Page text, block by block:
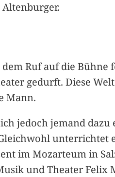
Ruf auf die Bühne
gedurft. Diese
Mann.
jedoch jemand
unterrichtet
im Mozarteum in
und Theater Felix